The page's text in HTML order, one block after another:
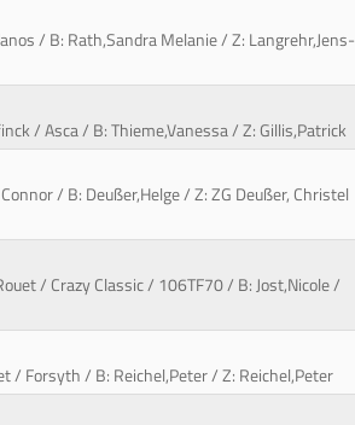
/ B: Rath,Sandra Melanie / Z: Langrehr,Jens-
/ Asca / B: Thieme,Vanessa / Z: Gillis,Patrick
/ B: Deußer,Helge / Z: ZG Deußer, Christel
/ Crazy Classic / 106TF70 / B: Jost,Nicole /
/ Forsyth / B: Reichel,Peter / Z: Reichel,Peter